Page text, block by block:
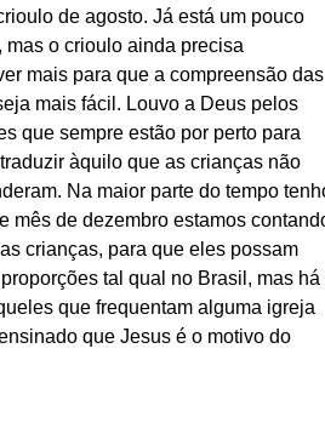
de agosto. Já está um pouco
mas o crioulo ainda precisa
mais para que a compreensão das
mais fácil. Louvo a Deus pelos
que sempre estão por perto para
àquilo que as crianças não
Na maior parte do tempo
mês de dezembro estamos
crianças, para que eles possam
tal qual no Brasil, mas há
que frequentam alguma igreja
que Jesus é o motivo do